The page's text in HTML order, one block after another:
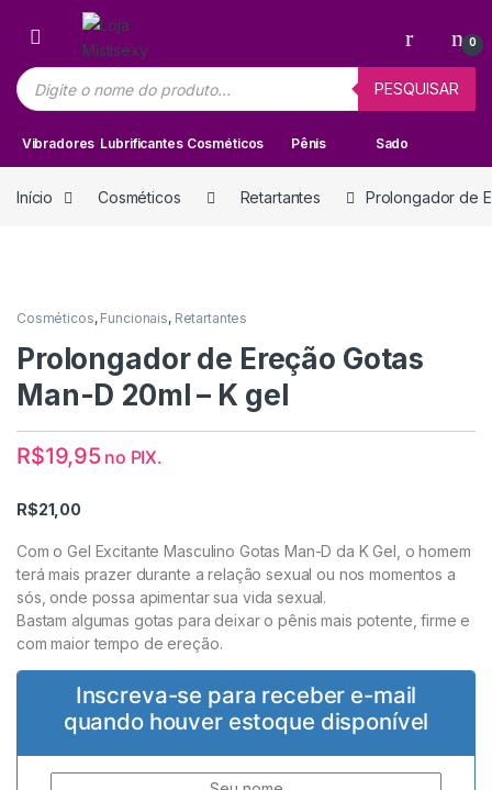
Skip to navigation
Skip to content
0
Pesquisar produtos
PESQUISAR
Vibradores Lubrificantes Cosméticos Pênis Sado
Início Cosméticos Retartantes Prolongador de
Cosméticos, Funcionais, Retartantes
Prolongador de Ereção Gotas
Man-D 20ml – K gel
R$19,95 no PIX.
R$21,00
Com o Gel Excitante Masculino Gotas Man-D da K Gel, o homem
terá mais prazer durante a relação sexual ou nos momentos a
sós, onde possa apimentar sua vida sexual.
Bastam algumas gotas para deixar o pênis mais potente, firme e
com maior tempo de ereção.
Inscreva-se para receber e-mail
quando houver estoque disponível